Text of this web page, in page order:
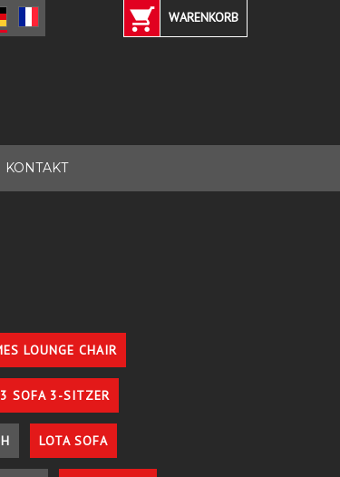
WARENKORB
KONTAKT
LOUNGE CHAIR
SOFA 3-SITZER
LOTA SOFA